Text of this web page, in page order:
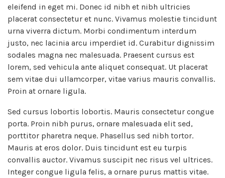
eleifend in eget mi. Donec id nibh et nibh ultricies
placerat consectetur et nunc. Vivamus molestie tincidunt
urna viverra dictum. Morbi condimentum interdum
justo, nec lacinia arcu imperdiet id. Curabitur dignissim
sodales magna nec malesuada. Praesent cursus est
lorem, sed vehicula ante aliquet consequat. Ut placerat
sem vitae dui ullamcorper, vitae varius mauris convallis.
Proin at ornare ligula.
Sed cursus lobortis lobortis. Mauris consectetur congue
porta. Proin nibh purus, ornare malesuada elit sed,
porttitor pharetra neque. Phasellus sed nibh tortor.
Mauris at eros dolor. Duis tincidunt est eu turpis
convallis auctor. Vivamus suscipit nec risus vel ultrices.
Integer congue ligula felis, a ornare purus mattis vitae.